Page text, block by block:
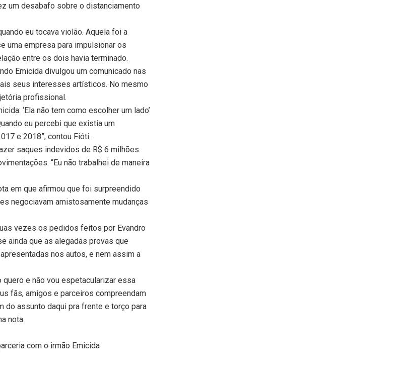
um desabafo sobre o distanciamento
eu tocava violão. Aquela foi a
uma empresa para impulsionar os
entre os dois havia terminado.
Emicida divulgou um comunicado nas
seus interesses artísticos. No mesmo
profissional.
‘Ela não tem como escolher um lado’
eu percebi que existia um
e 2018”, contou Fióti.
saques indevidos de R$ 6 milhões.
“Eu não trabalhei de maneira
em que afirmou que foi surpreendido
negociavam amistosamente mudanças
vezes os pedidos feitos por Evandro
ainda que as alegadas provas que
nos autos, e nem assim a
e não vou espetacularizar essa
fãs, amigos e parceiros compreendam
assunto daqui pra frente e torço para
nota.
com o irmão Emicida